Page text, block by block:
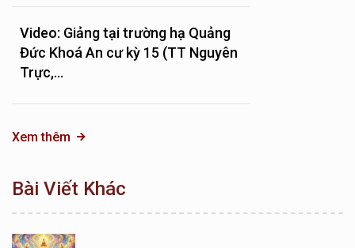
Video: Giảng tại trường hạ Quảng
Đức Khoá An cư kỳ 15 (TT Nguyên
Trực,...
Xem thêm
Bài Viết Khác